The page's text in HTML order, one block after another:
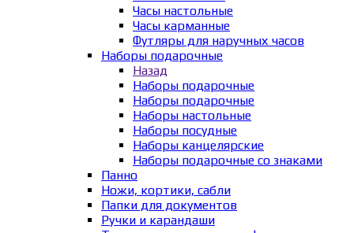
Часы настольные
Часы карманные
Футляры для наручных часов
Наборы подарочные
Назад
Наборы подарочные
Наборы подарочные
Наборы настольные
Наборы посудные
Наборы канцелярские
Наборы подарочные со знаками
Панно
Ножи, кортики, сабли
Папки для документов
Ручки и карандаши